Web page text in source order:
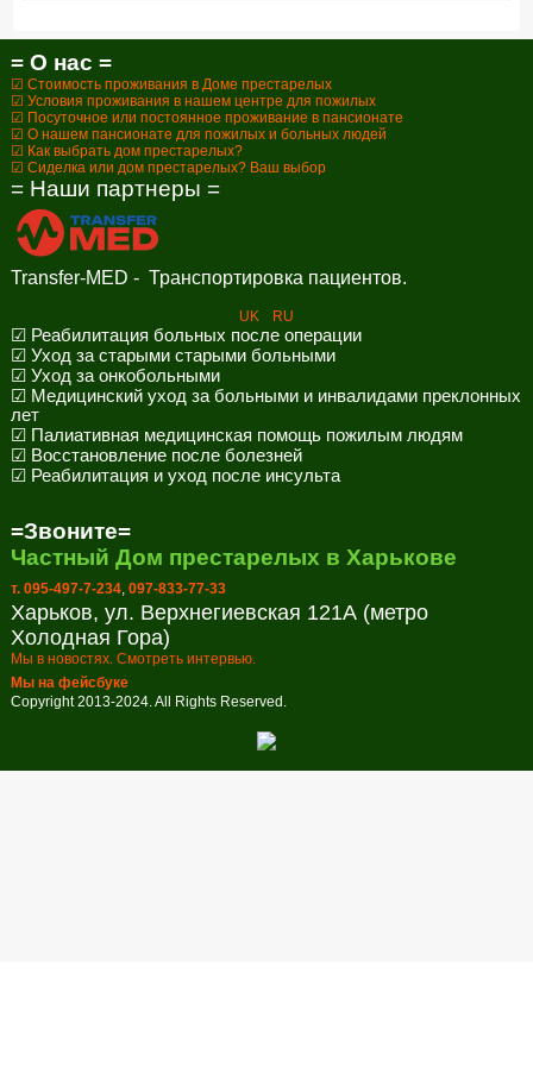
= О нас =
☑ Стоимость проживания в Доме престарелых
☑ Условия проживания в нашем центре для пожилых
☑ Посуточное или постоянное проживание в пансионате
☑ О нашем пансионате для пожилых и больных людей
☑ Как выбрать дом престарелых?
☑ Сиделка или дом престарелых? Ваш выбор
= Наши партнеры =
Transfer-MED - Транспортировка пациентов.
UK RU
☑ Реабилитация больных после операции
☑ Уход за старыми старыми больными
☑ Уход за онкобольными
☑ Медицинский уход за больными и инвалидами преклонных
лет
☑ Палиативная медицинская помощь пожилым людям
☑ Восстановление после болезней
☑ Реабилитация и уход после инсульта
=Звоните=
Частный Дом престарелых в Харькове
т. 095-497-7-234, 097-833-77-33
Харьков, ул. Верхнегиевская 121А (метро
Холодная Гора)
Мы в новостях. Смотреть интервью.
Мы на фейсбуке
Copyright 2013-2024. All Rights Reserved.